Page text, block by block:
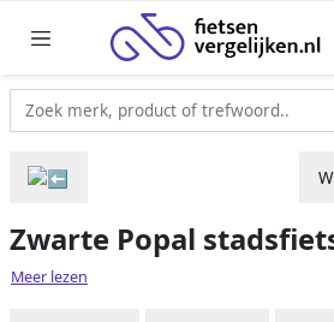
Zwarte Popal
Meer lezen